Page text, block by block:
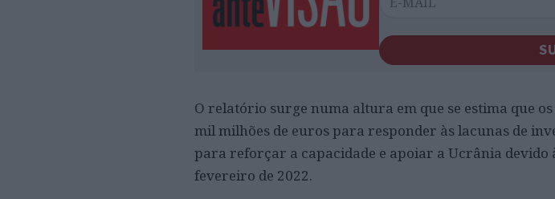
O relatório surge numa altura em que se estima que
mil milhões de euros para responder às lacunas de
para reforçar a capacidade e apoiar a Ucrânia devido
fevereiro de 2022.